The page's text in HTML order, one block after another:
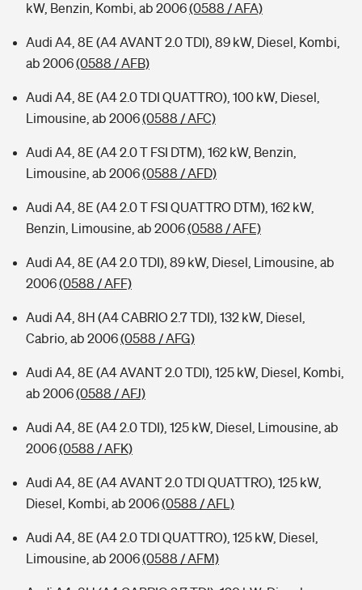
kW, Benzin, Kombi, ab 2006(0588 / AFA)
Audi A4, 8E (A4 AVANT 2.0 TDI), 89 kW, Diesel, Kombi,
ab 2006(0588 / AFB)
Audi A4, 8E (A4 2.0 TDI QUATTRO), 100 kW, Diesel,
Limousine, ab 2006(0588 / AFC)
Audi A4, 8E (A4 2.0 T FSI DTM), 162 kW, Benzin,
Limousine, ab 2006(0588 / AFD)
Audi A4, 8E (A4 2.0 T FSI QUATTRO DTM), 162 kW,
Benzin, Limousine, ab 2006(0588 / AFE)
Audi A4, 8E (A4 2.0 TDI), 89 kW, Diesel, Limousine, ab
2006(0588 / AFF)
Audi A4, 8H (A4 CABRIO 2.7 TDI), 132 kW, Diesel,
Cabrio, ab 2006(0588 / AFG)
Audi A4, 8E (A4 AVANT 2.0 TDI), 125 kW, Diesel, Kombi,
ab 2006(0588 / AFJ)
Audi A4, 8E (A4 2.0 TDI), 125 kW, Diesel, Limousine, ab
2006(0588 / AFK)
Audi A4, 8E (A4 AVANT 2.0 TDI QUATTRO), 125 kW,
Diesel, Kombi, ab 2006(0588 / AFL)
Audi A4, 8E (A4 2.0 TDI QUATTRO), 125 kW, Diesel,
Limousine, ab 2006(0588 / AFM)